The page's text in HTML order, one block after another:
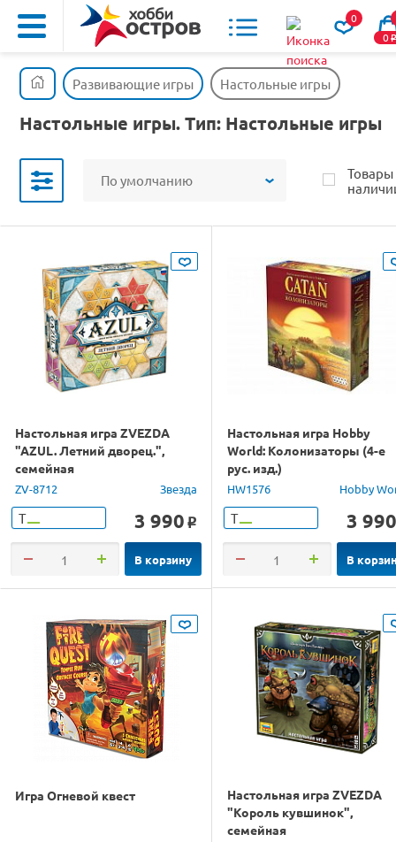
0
0o
Развивающие игры Настольные игры
Настольные игры. Тип: Настольные игры
По умолчанию
Товары
Настольная игра ZVEZDA
"AZUL. Летний дворец.",
семейная
ZV-8712 Звезда
Т 3 990 o
В корзину
Настольная игра Hobby
World: Колонизаторы (4-е
рус. изд.)
HW1576 Hobby
Т 3 990
В
Игра Огневой квест
Настольная игра ZVEZDA
"Король кувшинок",
семейная